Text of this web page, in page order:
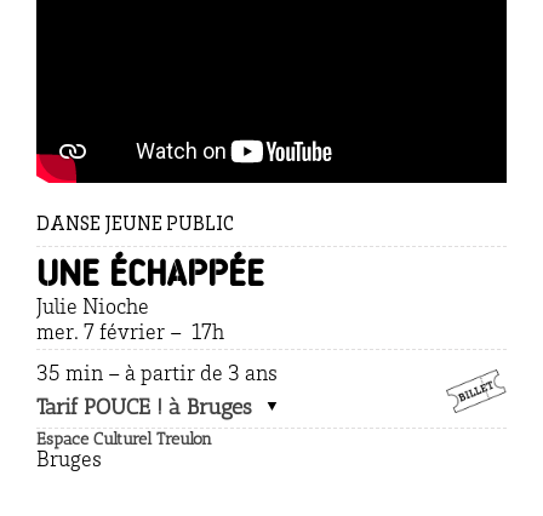
DANSE JEUNE PUBLIC
Une échappée
Julie Nioche
mer. 7 février – 17h
35 min – à partir de 3 ans
Tarif POUCE ! à Bruges
Espace Culturel Treulon
Bruges